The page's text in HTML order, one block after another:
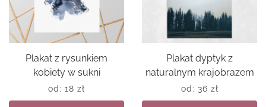
Plakat z rysunkiem
kobiety w sukni
od: 18 zł
Plakat dyptyk z
naturalnym krajobrazem
od: 36 zł